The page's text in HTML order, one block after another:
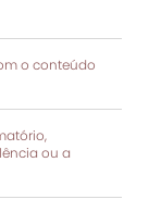
o conteúdo
ou a